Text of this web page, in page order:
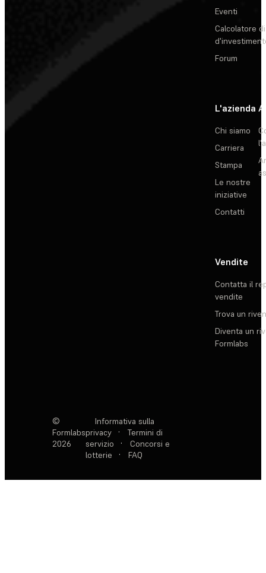
Eventi
Calcolatore
Forum
L'azienda
Chi siamo
Carriera
Stampa
Le nostre
iniziative
Contatti
Vendite
Contatta il
vendite
Trova un
Diventa un
Formlabs
©
Formlabs
2026
Informativa sulla
privacy
·
Termini di
servizio
·
Concorsi e
lotterie
· FAQ